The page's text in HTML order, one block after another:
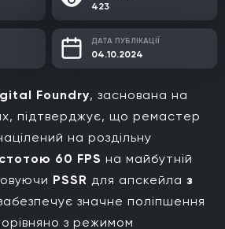
423
ДАТА ПУБЛІКАЦІЇ
04.10.2024
Foundry, заснована на
підтверджує, що ремастер
на роздільну
60 FPS на майбутній
PSSR для апскейла з
значне поліпшення
з режимом